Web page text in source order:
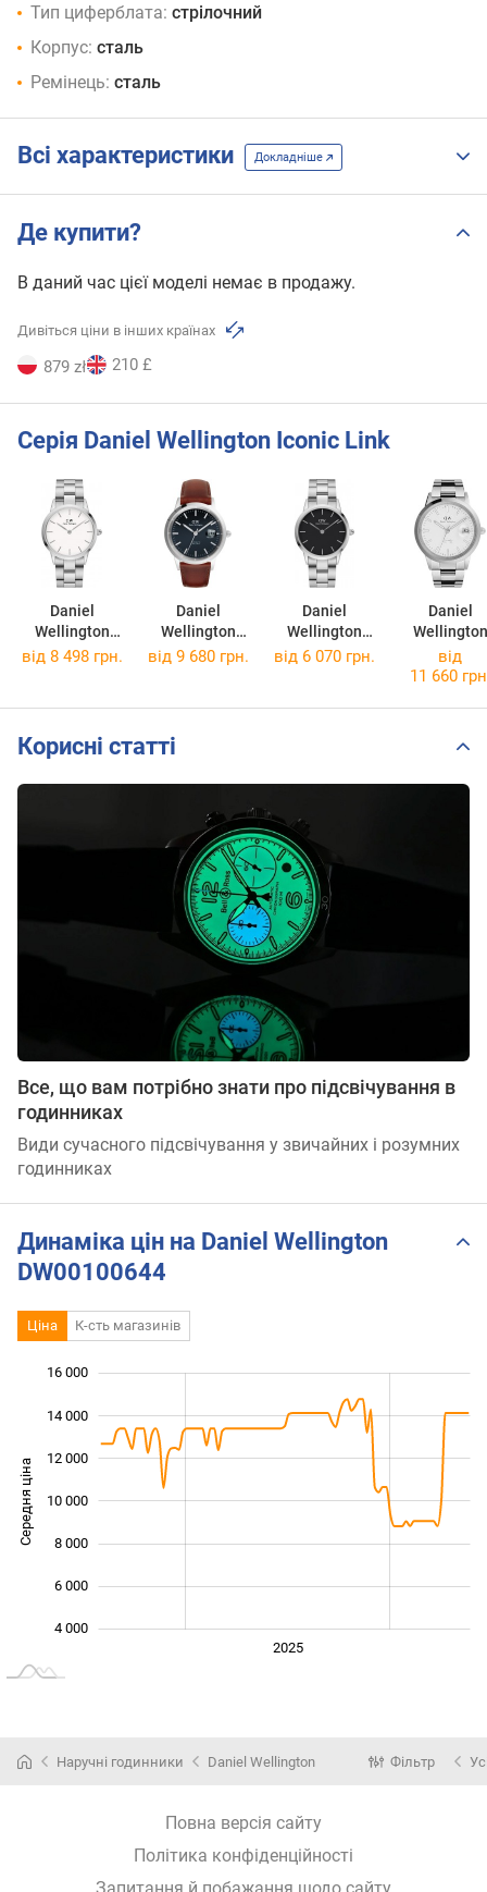
Тип циферблата: стрілочний
Корпус: сталь
Ремінець: сталь
Всі характеристики Докладніше
Де купити?
В даний час цієї моделі немає в продажу.
Дивіться ціни в інших країнах
879 zł 210 £
Серія Daniel Wellington Iconic Link
Daniel
Wellington
DW00100203
Daniel
Wellington
Iconic Sheffield
Daniel
Wellington
DW00100204
Daniel
Wellington
Iconic Link
від 8 498 грн. від 9 680 грн. від 6 070 грн.
від
11 660
Корисні статті
Все, що вам потрібно знати про підсвічування в
годинниках
Види сучасного підсвічування у звичайних і розумних
годинниках
Динаміка цін на Daniel Wellington
DW00100644
Ціна К-сть магазинів
Середня ціна 10 000
4 000
6 000
8 000
10 000
12 000
14 000
16 000
2025
Наручні годинники Daniel Wellington Фільтр
Повна версія сайту
Політика конфіденційності